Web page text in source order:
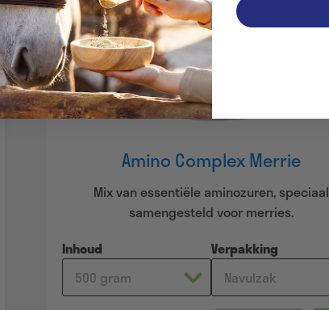
Amino Complex Merrie
Mix van essentiële aminozuren, speciaal
samengesteld voor merries.
Inhoud
Verpakking